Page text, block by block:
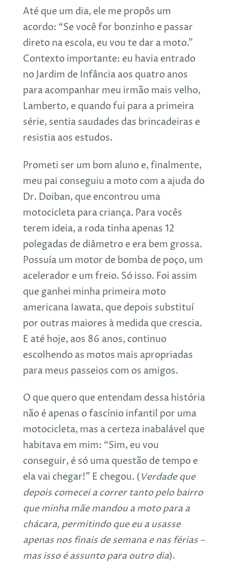
Até que um dia, ele me propôs um
acordo: “Se você for bonzinho e passar
direto na escola, eu vou te dar a moto.”
Contexto importante: eu havia entrado
no Jardim de Infância aos quatro anos
para acompanhar meu irmão mais velho,
Lamberto, e quando fui para a primeira
série, sentia saudades das brincadeiras e
resistia aos estudos.
Prometi ser um bom aluno e, finalmente,
meu pai conseguiu a moto com a ajuda do
Dr. Doiban, que encontrou uma
motocicleta para criança. Para vocês
terem ideia, a roda tinha apenas 12
polegadas de diâmetro e era bem grossa.
Possuía um motor de bomba de poço, um
acelerador e um freio. Só isso. Foi assim
que ganhei minha primeira moto
americana Iawata, que depois substituí
por outras maiores à medida que crescia.
E até hoje, aos 86 anos, continuo
escolhendo as motos mais apropriadas
para meus passeios com os amigos.
O que quero que entendam dessa história
não é apenas o fascínio infantil por uma
motocicleta, mas a certeza inabalável que
habitava em mim: “Sim, eu vou
conseguir, é só uma questão de tempo e
ela vai chegar!” E chegou. ( Verdade que
depois comecei a correr tanto pelo bairro
que minha mãe mandou a moto para a
chácara, permitindo que eu a usasse
apenas nos finais de semana e nas férias –
mas isso é assunto para outro dia).